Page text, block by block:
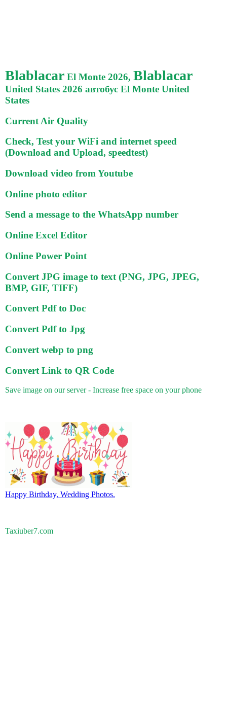
Blablacar El Monte 2026, Blablacar
United States 2026 автобус El Monte United
States
Current Air Quality
Check, Test your WiFi and internet speed
(Download and Upload, speedtest)
Download video from Youtube
Online photo editor
Send a message to the WhatsApp number
Online Excel Editor
Online Power Point
Convert JPG image to text (PNG, JPG, JPEG,
BMP, GIF, TIFF)
Convert Pdf to Doc
Convert Pdf to Jpg
Convert webp to png
Convert Link to QR Code
Save image on our server - Increase free space on your phone
Happy Birthday, Wedding Photos.
Taxiuber7.com